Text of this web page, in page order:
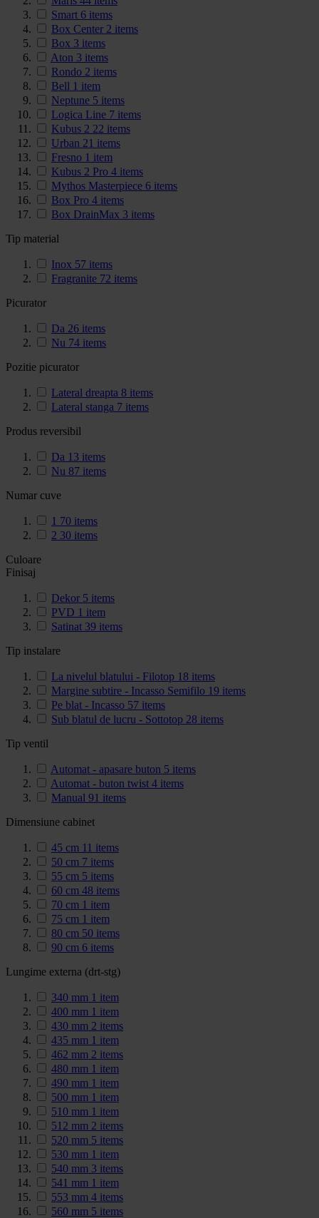
Smart 6 items
Box Center 2 items
Box 3 items
Aton 3 items
Rondo 2 items
Bell 1 item
Neptune 5 items
Logica Line 7 items
Kubus 2 22 items
Urban 21 items
Fresno 1 item
Kubus 2 Pro 4 items
Mythos Masterpiece 6 items
Box Pro 4 items
Box DrainMax 3 items
Tip material
Inox 57 items
Fragranite 72 items
Picurator
Da 26 items
Nu 74 items
Pozitie picurator
Lateral dreapta 8 items
Lateral stanga 7 items
Produs reversibil
Da 13 items
Nu 87 items
Numar cuve
1 70 items
2 30 items
Culoare
Finisaj
Dekor 5 items
PVD 1 item
Satinat 39 items
Tip instalare
La nivelul blatului - Filotop 18 items
Margine subtire - Incasso Semifilo 19 items
Pe blat - Incasso 57 items
Sub blatul de lucru - Sottotop 28 items
Tip ventil
Automat - apasare buton 5 items
Automat - buton twist 4 items
Manual 91 items
Dimensiune cabinet
45 cm 11 items
50 cm 7 items
55 cm 5 items
60 cm 48 items
70 cm 1 item
75 cm 1 item
80 cm 50 items
90 cm 6 items
Lungime externa (drt-stg)
340 mm 1 item
400 mm 1 item
430 mm 2 items
435 mm 1 item
462 mm 2 items
480 mm 1 item
490 mm 1 item
500 mm 1 item
510 mm 1 item
512 mm 2 items
520 mm 5 items
530 mm 1 item
540 mm 3 items
541 mm 1 item
553 mm 4 items
560 mm 5 items